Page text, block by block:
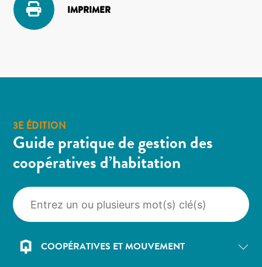
IMPRIMER
3E ÉDITION
Guide pratique de gestion des
coopératives d’habitation
COOPÉRATIVES ET MOUVEMENT